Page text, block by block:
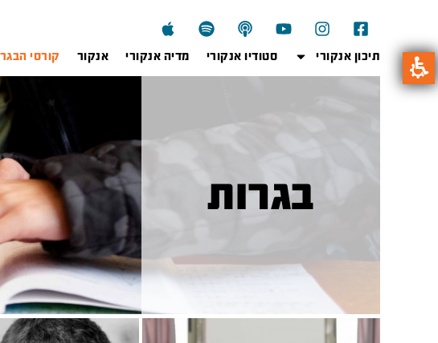
תיכון אנקורי סטודיו אנקורי מדיה אנקורי אנקור קורסי
בגרות